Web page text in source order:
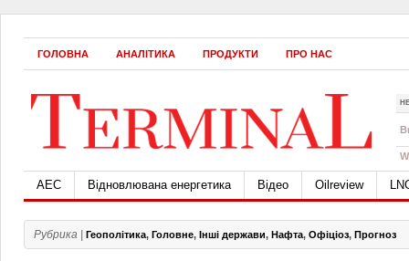
ГОЛОВНА АНАЛІТИКА ПРОДУКТИ ПРО НАС
АЕС Відновлювана енергетика Відео Oilreview
Рубрика | Геополітика, Головне, Інші держави, Нафта, Офіціоз, Прогноз